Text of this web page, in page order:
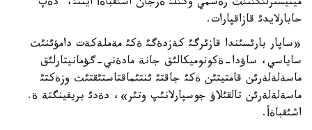
مينيسترلئگئنئث رةسمي وكئلئ ةرجان اشئقباةأ ايتتئ، دةپ
حابارلايدئ قازاقپارات.
«ساپار بارئسئندا قازئرگئ كةزدةگئ ةكئ مةملةكةت دامؤئنئث
ساياسي، ساؤدا-ةكونوميكالئق جانة مادةني-گؤمانيتارلئق
ماسةلةلةرئن قامتيتئن ةكئ جاقتئ ئنتئماقتاستئقتئث وزةكتئ
ماسةلةلةرئن تالقئلاؤ جوسپارلانئپ وتئر»، دةدئ بريفينگتة ة.
اشئقباةأ.